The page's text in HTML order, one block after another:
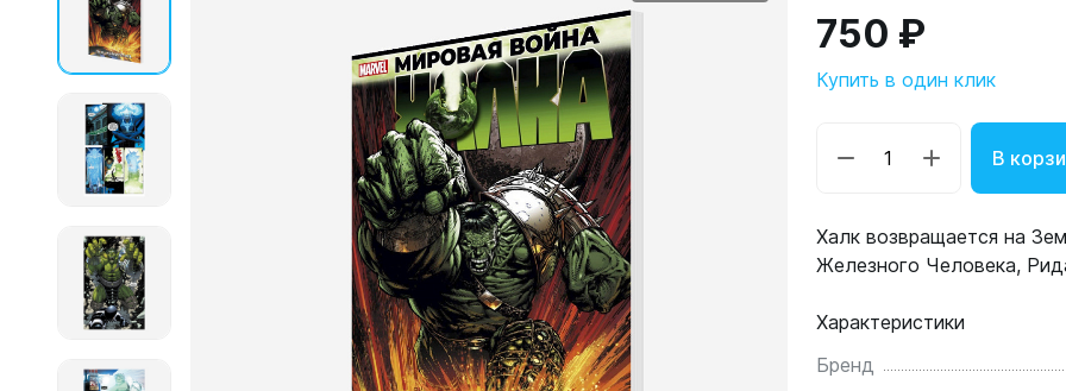
750 ₽
Купить в один клик
В
Халк возвращается на
Железного Человека,
Характеристики
Бренд